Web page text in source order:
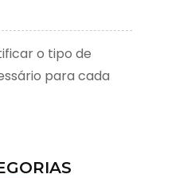
o tipo de
para cada